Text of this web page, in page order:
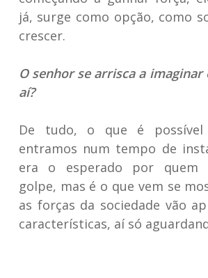
já, surge como opção, como
crescer.
O senhor se arrisca a
aí?
De tudo, o que é
entramos num tempo de
era o esperado por quem
golpe, mas é o que vem se
as forças da sociedade vão
características, aí só